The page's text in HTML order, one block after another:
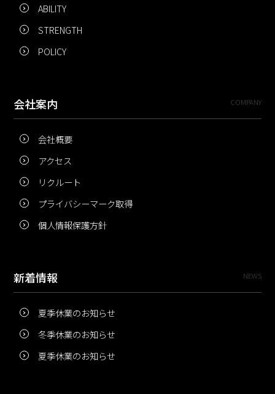
ABILITY
STRENGTH
POLICY
会社案内 COMPANY
会社概要
アクセス
リクルート
プライバシーマーク取得
個人情報保護方針
新着情報 NEWS
夏季休業のお知らせ
冬季休業のお知らせ
夏季休業のお知らせ